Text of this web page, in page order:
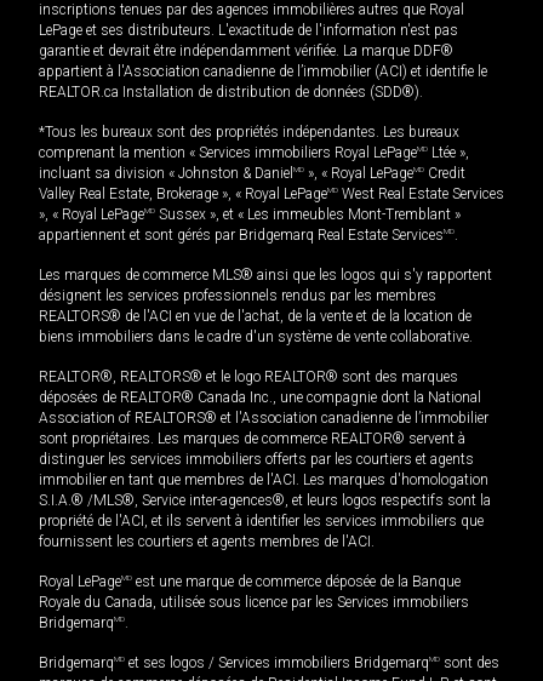
inscriptions tenues par des agences immobilières autres que Royal
LePage et ses distributeurs. L'exactitude de l'information n'est pas
garantie et devrait être indépendamment vérifiée. La marque DDF®
appartient à l'Association canadienne de l’immobilier (ACI) et identifie le
REALTOR.ca Installation de distribution de données (SDD®).
*Tous les bureaux sont des propriétés indépendantes. Les bureaux
comprenant la mention « Services immobiliers Royal LePageMD Ltée »,
incluant sa division « Johnston & Daniel MD », « Royal LePageMD Credit
Valley Real Estate, Brokerage », « Royal LePageMD West Real Estate Services
», « Royal LePageMD Sussex », et « Les immeubles Mont-Tremblant »
appartiennent et sont gérés par Bridgemarq Real Estate ServicesMD.
Les marques de commerce MLS® ainsi que les logos qui s'y rapportent
désignent les services professionnels rendus par les membres
REALTORS® de l'ACI en vue de l'achat, de la vente et de la location de
biens immobiliers dans le cadre d'un système de vente collaborative.
REALTOR®, REALTORS® et le logo REALTOR® sont des marques
déposées de REALTOR® Canada Inc., une compagnie dont la National
Association of REALTORS® et l'Association canadienne de l’immobilier
sont propriétaires. Les marques de commerce REALTOR® servent à
distinguer les services immobiliers offerts par les courtiers et agents
immobilier en tant que membres de l'ACI. Les marques d'homologation
S.I.A.® /MLS®, Service inter-agences®, et leurs logos respectifs sont la
propriété de l'ACI, et ils servent à identifier les services immobiliers que
fournissent les courtiers et agents membres de l'ACI.
Royal LePageMD est une marque de commerce déposée de la Banque
Royale du Canada, utilisée sous licence par les Services immobiliers
BridgemarqMD.
BridgemarqMD et ses logos / Services immobiliers BridgemarqMD sont des